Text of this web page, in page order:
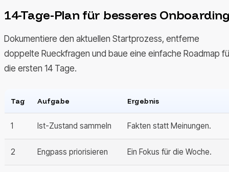
14-Tage-Plan für besseres
Dokumentiere den aktuellen Startprozess, entferne
doppelte Rueckfragen und baue eine einfache Roadmap
die ersten 14 Tage.
Tag Aufgabe Ergebnis
1 Ist-Zustand sammeln Fakten statt Meinungen.
2 Engpass priorisieren Ein Fokus für die Woche.